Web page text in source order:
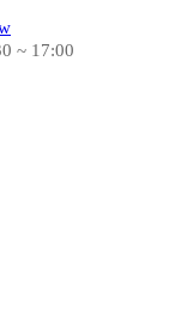
~ 17:00